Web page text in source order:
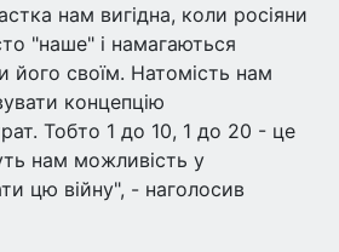
нам вигідна, коли росіяни
"наше" і намагаються
його своїм. Натомість нам
концепцію
Тобто 1 до 10, 1 до 20 - це
нам можливість у
цю війну", - наголосив